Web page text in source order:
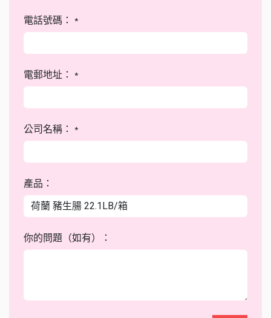
電話號碼： *
電郵地址： *
公司名稱： *
產品：
你的問題（如有）：